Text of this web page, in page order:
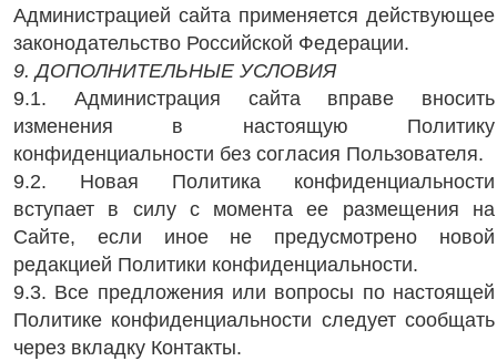
Администрацией сайта применяется действующее
законодательство Российской Федерации.
9. ДОПОЛНИТЕЛЬНЫЕ УСЛОВИЯ
9.1. Администрация сайта вправе вносить
изменения в настоящую Политику
конфиденциальности без согласия Пользователя.
9.2. Новая Политика конфиденциальности
вступает в силу с момента ее размещения на
Сайте, если иное не предусмотрено новой
редакцией Политики конфиденциальности.
9.3. Все предложения или вопросы по настоящей
Политике конфиденциальности следует сообщать
через вкладку Контакты.